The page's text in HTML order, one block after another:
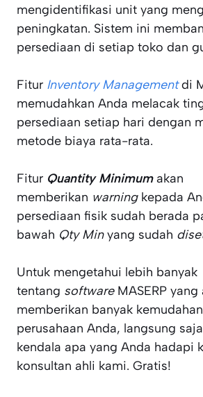
mengidentifikasi unit yang
peningkatan. Sistem ini
persediaan di setiap toko dan
Fitur Inventory Managementdi
memudahkan Anda melacak
persediaan setiap hari dengan
metode biaya rata-rata.
Fitur Quantity Minimum akan
memberikan warningkepada
persediaan fisik sudah berada
bawah Qty Minyang sudah
Untuk mengetahui lebih banyak
tentang softwareMASERP yang
memberikan banyak
perusahaan Anda, langsung
kendala apa yang Anda hadapi
konsultan ahli kami. Gratis!